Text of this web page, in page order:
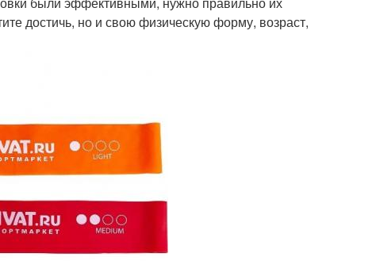
достичь, но и свою физическую форму, возраст,